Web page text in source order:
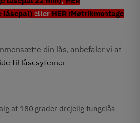
låsepal) eller HER (Møtrikmontage
din lås, anbefaler vi at
til låsesytemer